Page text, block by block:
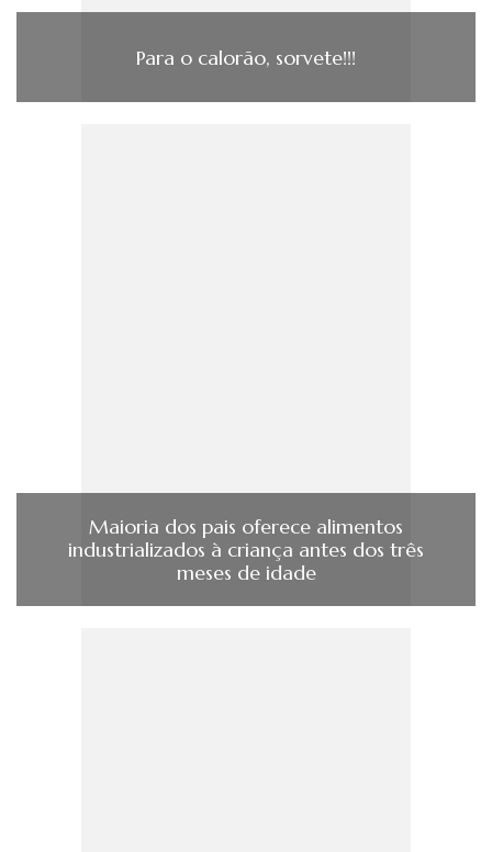
Para o calorão, sorvete!!!
Maioria dos pais oferece alimentos
industrializados à criança antes dos três
meses de idade